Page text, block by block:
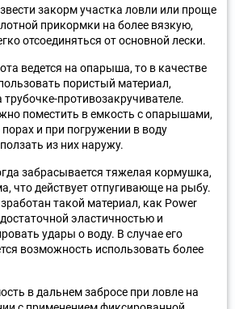
закорм участка ловли или проще
прикормки на более вязкую,
отсоединяться от основной лески.
ведется на опарыша, то в качестве
пористый материал,
противозакручивателе.
поместить в емкость с опарышами,
порах и при погружении в воду
из них наружу.
забрасывается тяжелая кормушка,
что действует отпугивающе на рыбу.
такой материал, как Power
эластичностью и
удары о воду. В случае его
возможность использовать более
в дальнем забросе при ловле на